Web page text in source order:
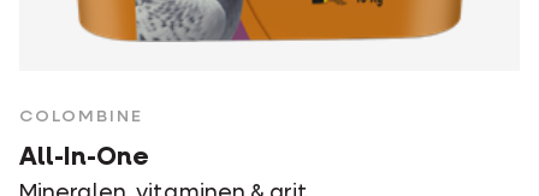
COLOMBINE
All-In-One